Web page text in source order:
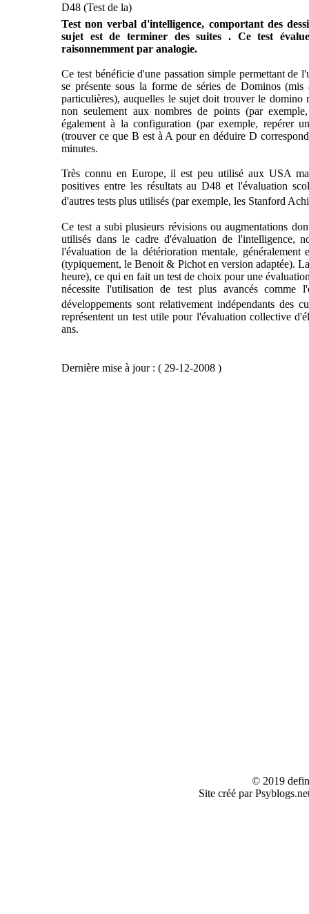
D48 (Test de la)
Test non verbal d'intelligence, comportant des
sujet est de terminer des suites . Ce test
raisonnemment par analogie.
Ce test bénéficie d'une passation simple permettant de
se présente sous la forme de séries de Dominos
particulières), auquelles le sujet doit trouver le domino
non seulement aux nombres de points (par
également à la configuration (par exemple, repérer
(trouver ce que B est à A pour en déduire D
minutes.
Très connu en Europe, il est peu utilisé aux USA
positives entre les résultats au D48 et l'évaluation
d'autres tests plus utilisés (par exemple, les Stanford
Ce test a subi plusieurs révisions ou augmentations
utilisés dans le cadre d'évaluation de l'intelligence,
l'évaluation de la détérioration mentale,
(typiquement, le Benoit & Pichot en version adaptée).
heure), ce qui en fait un test de choix pour une
nécessite l'utilisation de test plus avancés
développements sont relativement indépendants des
représentent un test utile pour l'évaluation collective
ans.
Dernière mise à jour : ( 29-12-2008 )
© 2019
Site créé par